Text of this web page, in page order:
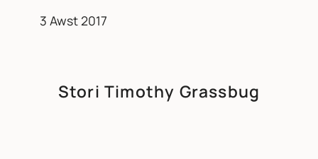
3 Awst 2017
Stori Timothy Grassbug